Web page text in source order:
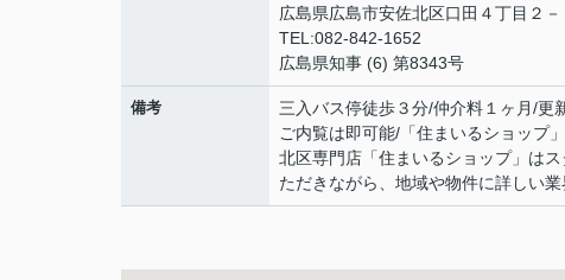
広島県広島市安佐北区口田４丁目２－
TEL:082-842-1652
広島県知事 (6) 第8343号
備考
三入バス停徒歩３分/仲介料１ヶ月/更
ご内覧は即可能/「住まいるショップ
北区専門店「住まいるショップ」は
ただきながら、地域や物件に詳しい